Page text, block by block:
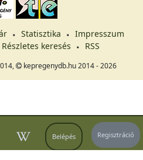
Belépés Regisztráció
Statisztika
Impresszum
Részletes keresés RSS
kepregenydb.hu 2014 - 2026